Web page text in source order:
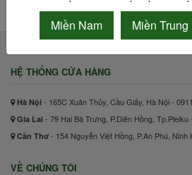
HỆ THỐNG CỬA HÀNG
Hà Nội - 165C Xuân Thủy, Cầu Giấy, Hà Nội -
Gia Lai - 79 Hai Bà Trưng, P.Diên Hồng, Tp.Pleiku
Cần Thơ - 154 Nguyễn Việt Hồng, P.An Phú,
VỀ CHÚNG TÔI
Miền Nam
Miền Trung